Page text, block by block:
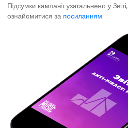
Підсумки кампанії узагальнено у
ознайомитися за посиланням: